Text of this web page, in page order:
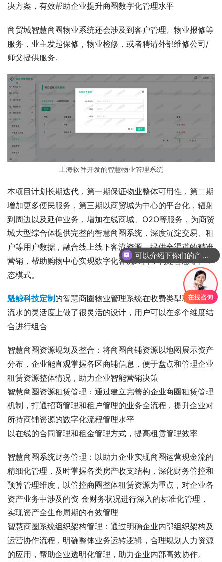
决方案，有效帮助企业提升商圈数字化管理水平
商贸城智慧商圈物业系统还会涉及到客户管理、物业报修等
服务，业主发起保修，物业检修，或者聘请外部维修公司/
师父提供服务。
上海软件开发的智慧物业管理系统
本项目计划长期迭代，第一期保证物业整体可用性，第二期
增加更多便民服务，第三期以商贸城为中心的平台化，辐射
到周边以及延伸业务，增加在线商城、O2O等服务，为商贸
城大型综合体提供完整的智慧商圈系统，深度沉淀交易、租
户等用户数据，融合线上线下客流资源，提供全渠道的精准
营销，帮助购物中心实现数字化客流经营，构建智慧零售生
态模式。
魁鲸科技定制的智慧商圈物业管理系统在收费类型和出账、
流水的灵活度上做了很灵活的设计，用户可以在多个维度结
合进行组合
智慧商圈资源规划及整合：将商圈商铺资源以地图展示资产
分布，企业能直观掌握各区商铺信息，便于盘点和管理企业
租赁资源整体情况，助力企业智能营销决策
智慧商圈资源租赁管理：通过建立完善的企业商圈租赁管理
机制，打通招商管理和租户管理的业务全流程，提升企业对
所持商铺资源的数字化流程管理水平
以在线的合同管理和租金管理方式，提高租赁管理效率
智慧商圈系统财务管理：以助力企业实现商圈运营现金流的
精细化管理，及时掌握各类房产收支结构，深化财务管控和
预算管理维度，以管控商圈整体租赁资源为重点，对企业各
资产业务中涉及的资 金财务状况进行深入的标准化管理，
实现资产全生命周期的有效管理
智慧商圈系统组织架构管理：通过明确企业内部组织架构及
运营协作流程，明确整体业务运转逻辑，合理规划人力资源
的应用，帮助企业透明化管理，助力企业内部高效协作。
可以介绍下你们的产品么